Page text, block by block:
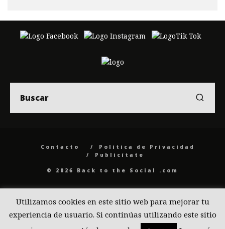
Contacto
Politica de Privacidad
Publicítate
© 2026 Back to the Social .com
Utilizamos cookies en este sitio web para mejorar tu
experiencia de usuario. Si continúas utilizando este sitio